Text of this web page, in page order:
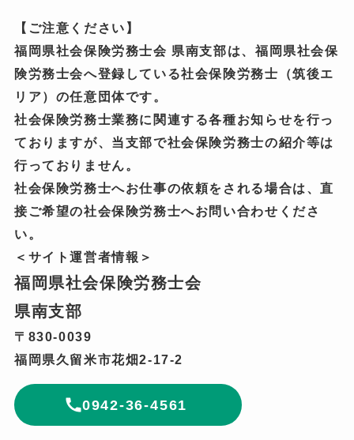
【ご注意ください】
福岡県社会保険労務士会 県南支部は、福岡県社会保
険労務士会へ登録している社会保険労務士（筑後エ
リア）の任意団体です。
社会保険労務士業務に関連する各種お知らせを行っ
ておりますが、当支部で社会保険労務士の紹介等は
行っておりません。
社会保険労務士へお仕事の依頼をされる場合は、直
接ご希望の社会保険労務士へお問い合わせくださ
い。
＜サイト運営者情報＞
福岡県社会保険労務士会
県南支部
〒830-0039
福岡県久留米市花畑2-17-2
0942-36-4561